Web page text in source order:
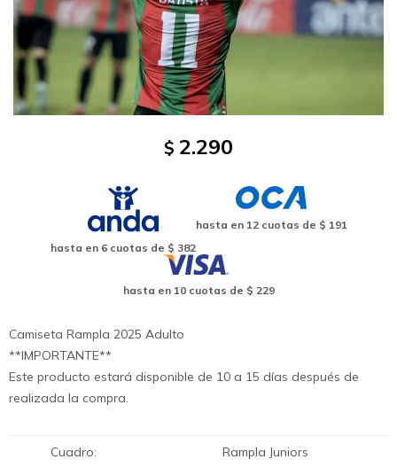
$ 2.290
hasta en 6cuotas de $ 382
hasta en 12cuotas de $ 191
hasta en 10cuotas de $ 229
Camiseta Rampla 2025 Adulto
**IMPORTANTE**
Este producto estará disponible de 10 a 15 días después de
realizada la compra.
Cuadro Rampla Juniors